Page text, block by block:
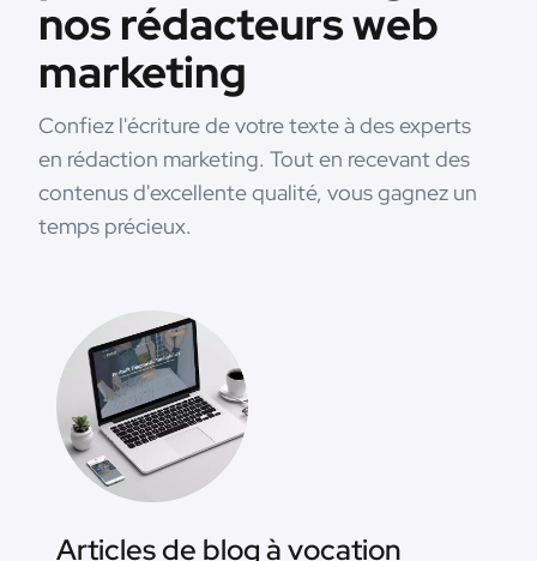
nos rédacteurs web
marketing
Confiez l'écriture de votre texte à des experts
en rédaction marketing. Tout en recevant des
contenus d'excellente qualité, vous gagnez un
temps précieux.
Articles de blog à vocation